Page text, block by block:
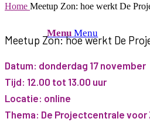
Menu Menu
Home Meetup Zon: hoe werkt De
Meetup Zon: hoe werkt De
Datum: donderdag 17 november
Tijd: 12.00 tot 13.00 uur
Locatie: online
Thema: De Projectcentrale